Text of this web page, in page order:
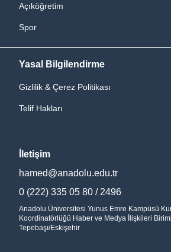
Açıköğretim
Spor
Yasal Bilgilendirme
Gizlilik & Çerez Politikası
Telif Hakları
İletişim
hamed@anadolu.edu.tr
0 (222) 335 05 80 / 2496
Anadolu Üniversitesi Yunus Emre Kampüsü
Koordinatörlüğü Haber ve Medya İlişkileri
Tepebaşı/Eskişehir